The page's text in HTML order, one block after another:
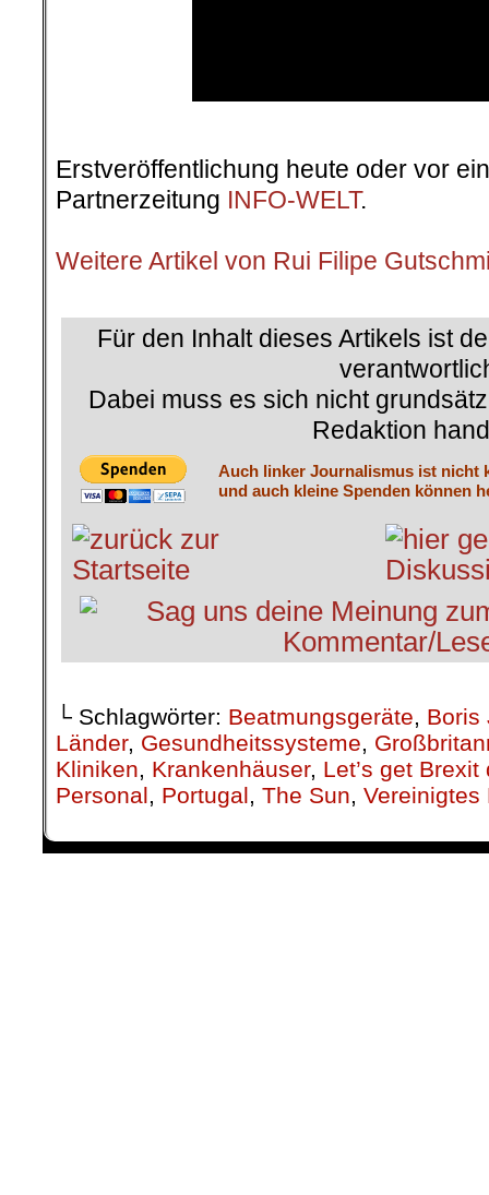
Erstveröffentlichung heute oder vor
Partnerzeitung INFO-WELT.
Weitere Artikel von Rui Filipe
Für den Inhalt dieses Artikels ist
Dabei muss es sich nicht
Redaktion
Auch linker Journalismus ist nicht
und auch kleine Spenden können
└ Schlagwörter: Beatmungsgeräte, Boris
Länder, Gesundheitssysteme,
Kliniken, Krankenhäuser, Let’s get Brexit
Personal, Portugal, The Sun, Vereinigtes